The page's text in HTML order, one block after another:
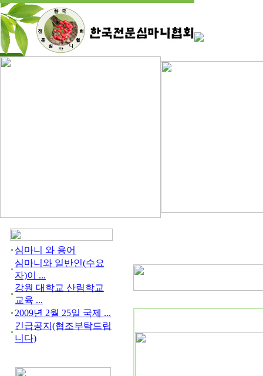
심마니 와 용어
심마니와 일반인(수요
자)이 ...
강원 대학교 산림학교
교육 ...
2009년 2월 25일 국제 ...
긴급공지(협조부탁드립
니다)